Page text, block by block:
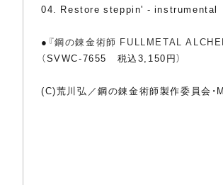
04. Restore steppin' - instrumental
● 『鋼の錬金術師 FULLMETAL
（SVWC-7655 税込3,150円）
(C)荒川弘／鋼の錬金術師製作委員会・